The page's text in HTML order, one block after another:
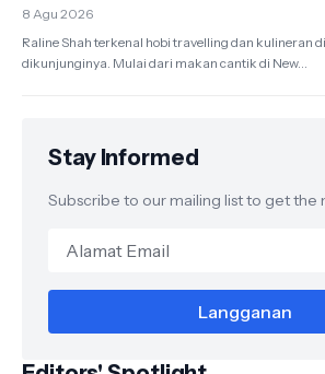
8 Agu 2026
Raline Shah terkenal hobi travelling dan kulineran
dikunjunginya. Mulai dari makan cantik di New...
Stay Informed
Subscribe to our mailing list to get the